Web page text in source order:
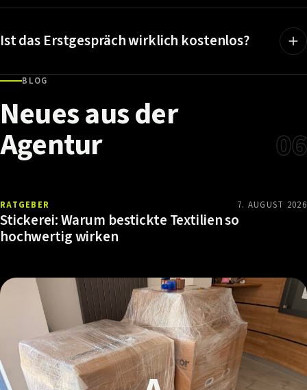
Ist das Erstgespräch wirklich kostenlos?
BLOG
Neuesausder
Agentur 06
RATGEBER 7. AUGUST 2026
Stickerei: Warum bestickte Textilien so
hochwertig wirken